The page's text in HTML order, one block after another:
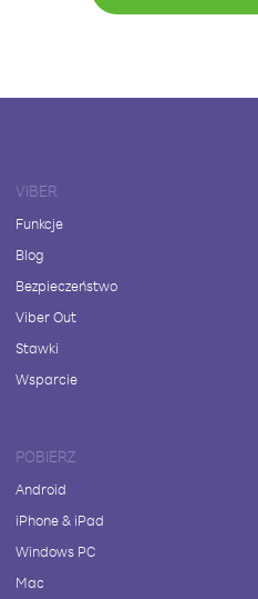
VIBER
Funkcje
Blog
Bezpieczeństwo
Viber Out
Stawki
Wsparcie
POBIERZ
Android
iPhone & iPad
Windows PC
Mac